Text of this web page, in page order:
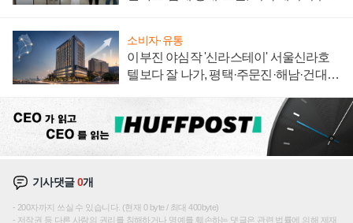
소비자·유통
이부진 야심작 '신라스테이' 서울신라호
텔보다 잘 나가, 평택·주문진·해남·건대로
기사댓글0개
200자까지 쓰실 수 있습니다. (현재 0 byte / 최대 400byte)
저작권 등 다른 사람의 권리를 침해하거나 명예를 훼손하는 댓글은 관련 법률에 의해 제재